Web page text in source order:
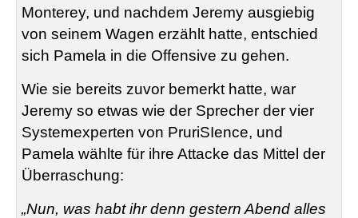
Monterey, und nachdem Jeremy ausgiebig
von seinem Wagen erzählt hatte, entschied
sich Pamela in die Offensive zu gehen.
Wie sie bereits zuvor bemerkt hatte, war
Jeremy so etwas wie der Sprecher der vier
Systemexperten von PruriSIence, und
Pamela wählte für ihre Attacke das Mittel der
Überraschung:
„Nun, was habt ihr denn gestern Abend alles